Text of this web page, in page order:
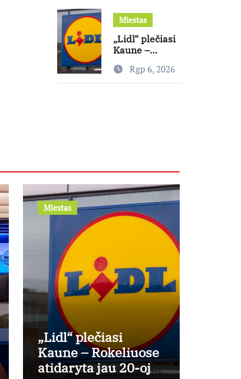
pataria, kaip
pasirinkti
būstą, kuris
generuos grąžą
Miestas
„Lidl“ plečiasi
Kaune –
atidaryta jau
20-oji
Rgp 6, 2026
Miestas
„Lidl“ plečiasi
Kaune – Rokeliuose
atidaryta jau 20-oji